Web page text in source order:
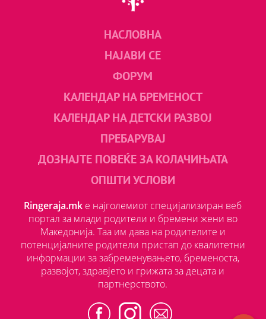
НАСЛОВНА
НАЈАВИ СЕ
ФОРУМ
КАЛЕНДАР НА БРЕМЕНОСТ
КАЛЕНДАР НА ДЕТСКИ РАЗВОЈ
ПРЕБАРУВАЈ
ДОЗНАЈТЕ ПОВЕЌЕ ЗА КОЛАЧИЊАТА
ОПШТИ УСЛОВИ
Ringeraja.mk е најголемиот специјализиран веб
портал за млади родители и бремени жени во
Македонија. Таа им дава на родителите и
потенцијалните родители пристап до квалитетни
информации за забременувањето, бременоста,
развојот, здравјето и грижата за децата и
партнерството.